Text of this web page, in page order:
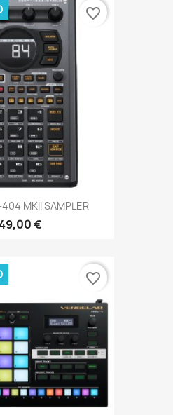
MKII SAMPLER
€
favorite_border
favorite_border